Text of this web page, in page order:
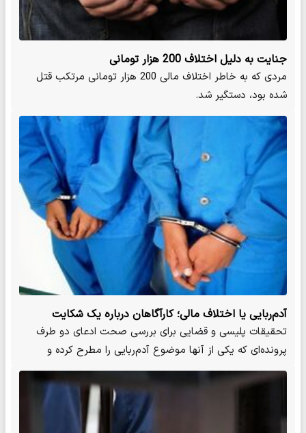
جنایت به دلیل اختلاف 200 هزار تومانی
مردی که به خاطر اختلاف مالی 200 هزار تومانی مرتکب قتل
شده بود، دستگیر شد.
آدم‌ربایی یا اختلاف مالی؛ کارآگاهان درباره یک شکایت
تحقیق می‌کنند
تحقیقات پلیسی و قضایی برای بررسی صحت ادعای دو طرف
پرونده‌ای که یکی از آنها موضوع آدم‌ربایی را مطرح کرده و
دیگری ماجرا…